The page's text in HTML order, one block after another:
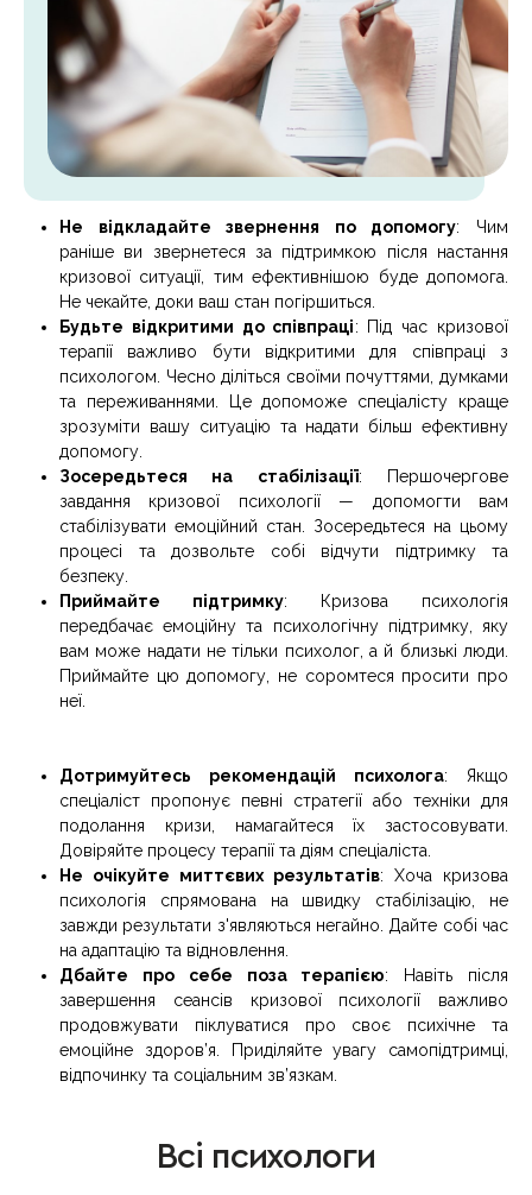
Не відкладайте звернення по допомогу: Чим
раніше ви звернетеся за підтримкою після настання
кризової ситуації, тим ефективнішою буде допомога.
Не чекайте, доки ваш стан погіршиться.
Будьте відкритими до співпраці: Під час кризової
терапії важливо бути відкритими для співпраці з
психологом. Чесно діліться своїми почуттями, думками
та переживаннями. Це допоможе спеціалісту краще
зрозуміти вашу ситуацію та надати більш ефективну
допомогу.
Зосередьтеся на стабілізації: Першочергове
завдання кризової психології — допомогти вам
стабілізувати емоційний стан. Зосередьтеся на цьому
процесі та дозвольте собі відчути підтримку та
безпеку.
Приймайте підтримку: Кризова психологія
передбачає емоційну та психологічну підтримку, яку
вам може надати не тільки психолог, а й близькі люди.
Приймайте цю допомогу, не соромтеся просити про
неї.
Дотримуйтесь рекомендацій психолога: Якщо
спеціаліст пропонує певні стратегії або техніки для
подолання кризи, намагайтеся їх застосовувати.
Довіряйте процесу терапії та діям спеціаліста.
Не очікуйте миттєвих результатів: Хоча кризова
психологія спрямована на швидку стабілізацію, не
завжди результати з'являються негайно. Дайте собі час
на адаптацію та відновлення.
Дбайте про себе поза терапією: Навіть після
завершення сеансів кризової психології важливо
продовжувати піклуватися про своє психічне та
емоційне здоров’я. Приділяйте увагу самопідтримці,
відпочинку та соціальним зв’язкам.
Всі психологи